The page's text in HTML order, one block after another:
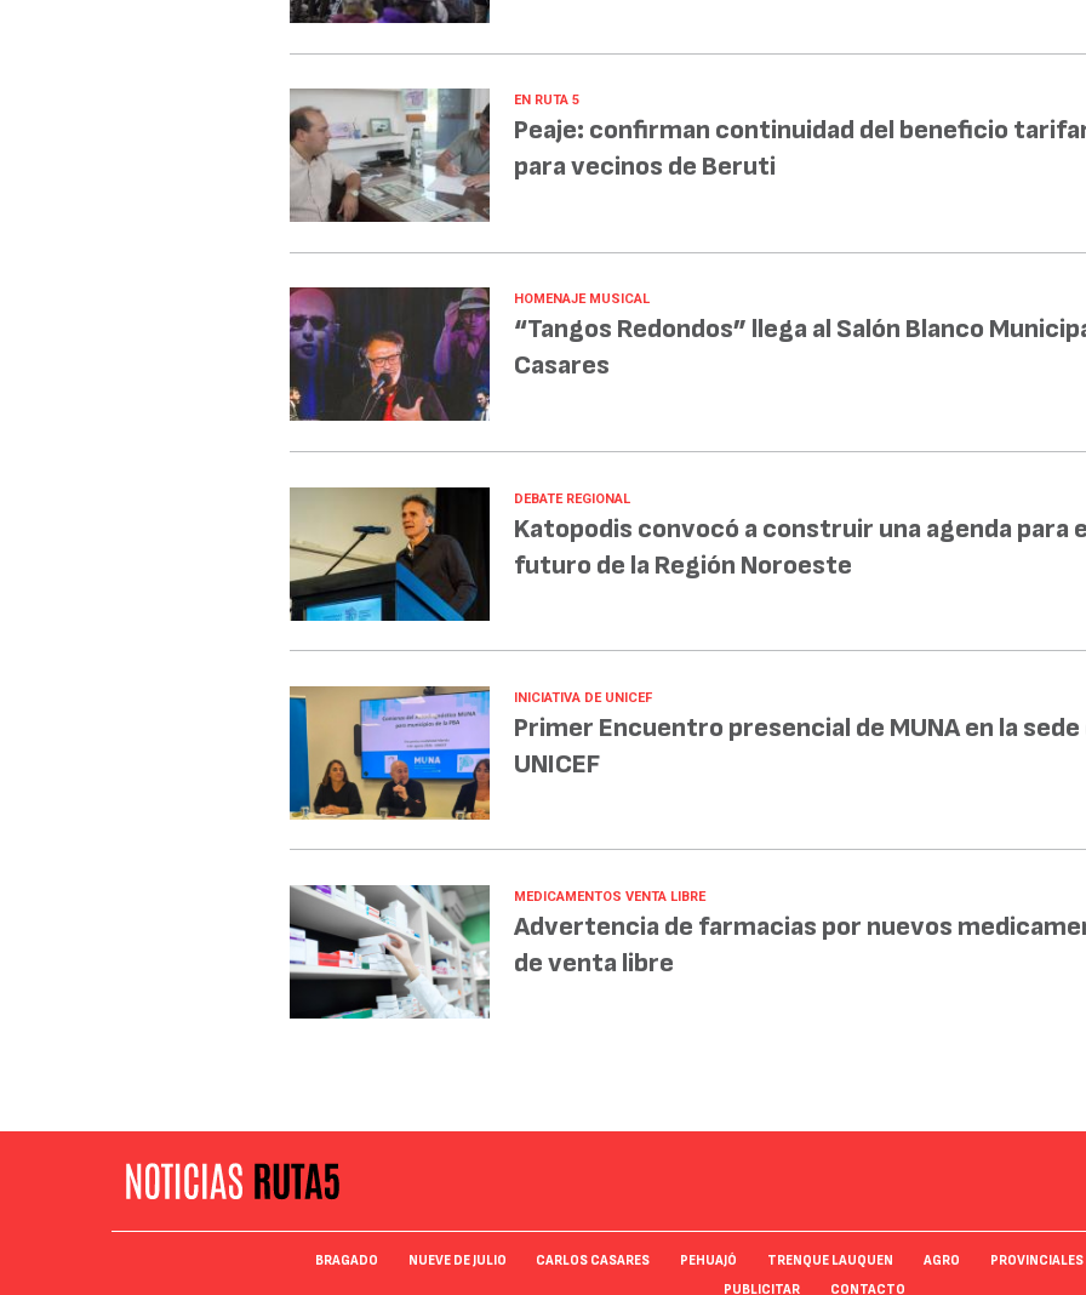
EN RUTA 5
Peaje: confirman continuidad del beneficio
para vecinos de Beruti
HOMENAJE MUSICAL
“Tangos Redondos” llega al Salón Blanco
Casares
DEBATE REGIONAL
Katopodis convocó a construir una agenda para
futuro de la Región Noroeste
INICIATIVA DE UNICEF
Primer Encuentro presencial de MUNA en la sede
UNICEF
MEDICAMENTOS VENTA LIBRE
Advertencia de farmacias por nuevos
de venta libre
BRAGADO NUEVE DE JULIO CARLOS CASARES PEHUAJÓ TRENQUE LAUQUEN AGRO PROVINCIALES
PUBLICITAR
CONTACTO